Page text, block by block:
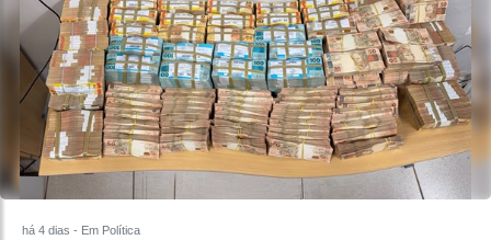
há 4 dias - Em Política